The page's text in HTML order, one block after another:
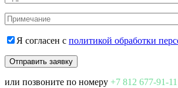
Я согласен с политикой обработки
или позвоните по номеру +7 812 677-91-11